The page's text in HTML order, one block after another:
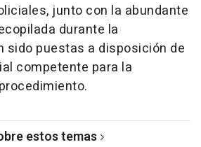
junto con la abundante
durante la
sido puestas a disposición de
competente para la
estos temas